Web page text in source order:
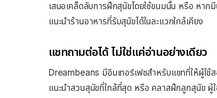
เสนอเคล็ดลับการฝึกสุนัขโดยใช้ขนมนั้น หรือ หา
แนะนำร้านอาหารที่รับสุนัขได้ในละแวกใกล้เคียง
แชทถามต่อได้ ไม่ใช่แค่อ่านอย่างเดียว
Dreambeans มีอินเทอร์เฟซสำหรับแชทที่ให้ผู้ใช้
แนะนำสวนสุนัขที่ใกล้ที่สุด หรือ คลาสฝึกลูกสุนัข ผู้